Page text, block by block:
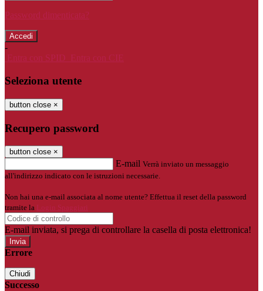
Password dimenticata?
-
Entra con SPID
Entra con CIE
Seleziona utente
button close ×
Recupero password
button close ×
E-mail Verrà inviato un messaggio
all'indirizzo indicato con le istruzioni necessarie.
Non hai una e-mail associata al nome utente? Effettua il reset della password
tramite la
Login Spaggiari
E-mail inviata, si prega di controllare la casella di posta elettronica!
Errore
Chiudi
Successo